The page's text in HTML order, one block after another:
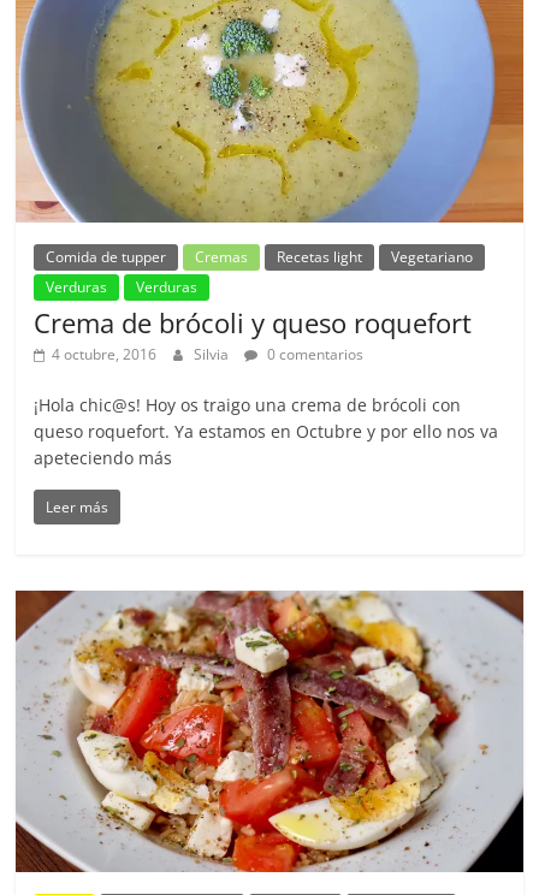
Comida de tupper Cremas Recetas light
Vegetariano
Verduras
Verduras
Crema de brócoli y queso roquefort
4 octubre, 2016 Silvia 0 comentarios
¡Hola chic@s! Hoy os traigo una crema de brócoli con
queso roquefort. Ya estamos en Octubre y por ello nos va
apeteciendo más
Leer más